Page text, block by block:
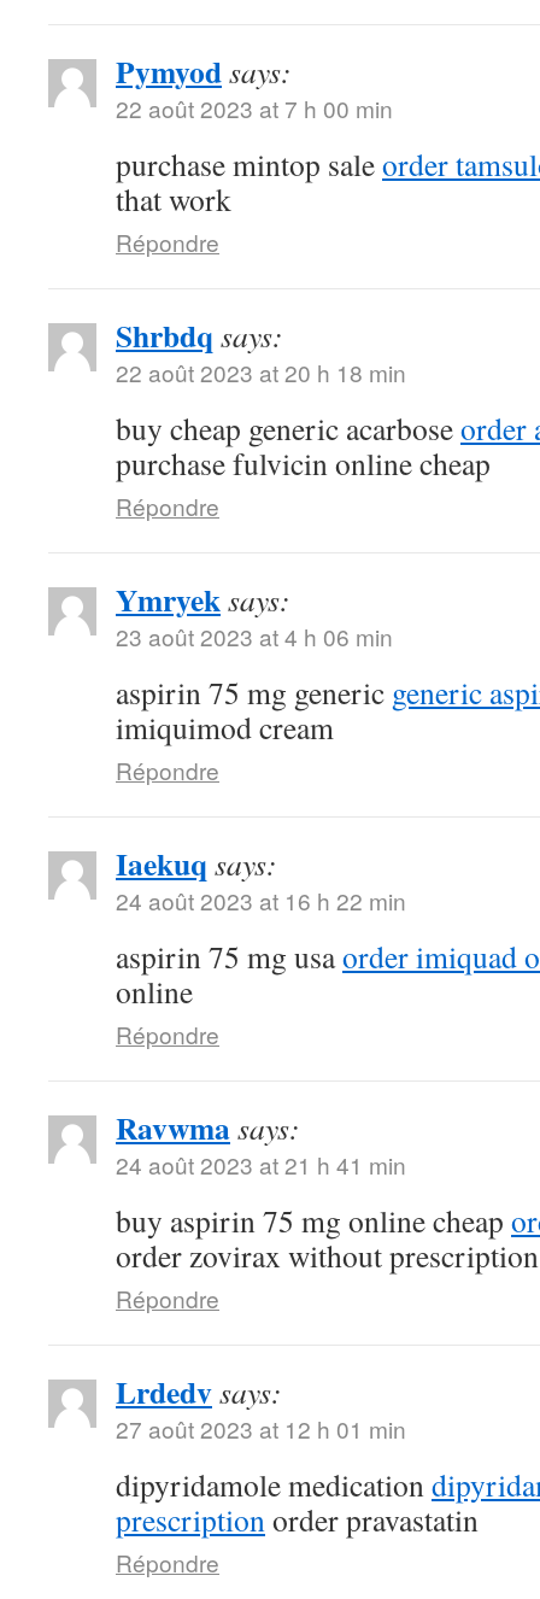
Pymyodsays:
22 août 2023 at 7 h 00 min
purchase mintop saleorder
that work
Répondre
Shrbdq says:
22 août 2023 at 20 h 18 min
buy cheap generic acarboseorder
purchase fulvicin online cheap
Répondre
Ymryeksays:
23 août 2023 at 4 h 06 min
aspirin 75 mg generic generic
imiquimod cream
Répondre
Iaekuq says:
24 août 2023 at 16 h 22 min
aspirin 75 mg usaorder imiquad
online
Répondre
Ravwmasays:
24 août 2023 at 21 h 41 min
buy aspirin 75 mg online cheap
order zovirax without prescription
Répondre
Lrdedvsays:
27 août 2023 at 12 h 01 min
dipyridamole medication
prescriptionorder pravastatin
Répondre